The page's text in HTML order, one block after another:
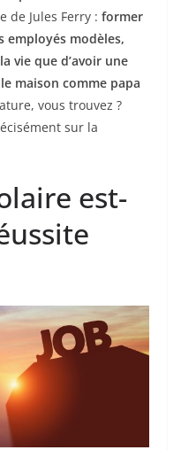
de Jules Ferry : former
employés modèles,
vie que d’avoir une
maison comme papa
vous trouvez ?
sur la
est-